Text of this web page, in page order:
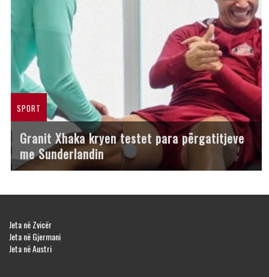
SPORT
Granit Xhaka kryen testet para përgatitjeve
me Sunderlandin
Jeta në Zvicër
Jeta në Gjermani
Jeta në Austri